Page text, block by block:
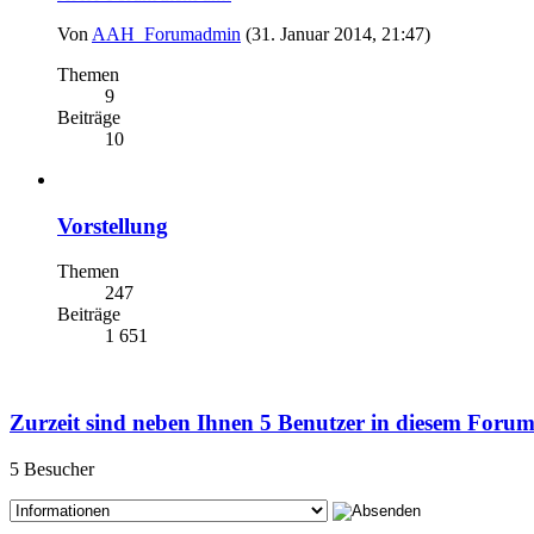
Von AAH_Forumadmin (31. Januar 2014, 21:47)
Themen
9
Beiträge
10
Vorstellung
Themen
247
Beiträge
1 651
Zurzeit sind neben Ihnen 5 Benutzer in diesem
5 Besucher